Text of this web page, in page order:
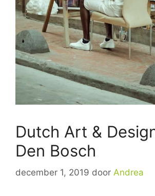
Dutch Art &
Den Bosch
december 1, 2019 door Andrea